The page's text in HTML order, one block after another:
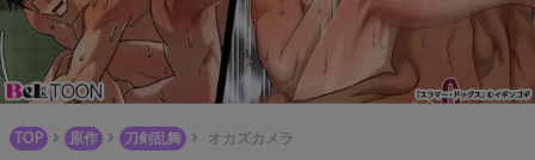
TOP 原作 刀剣乱舞 オカズカメラ